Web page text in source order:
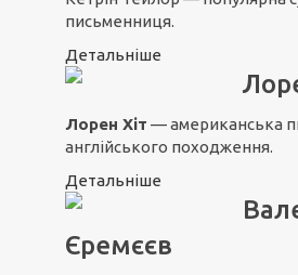
письменниця.
Детальніше
Лорен Хіт — американська
англійського походження.
Детальніше
Єремєєв